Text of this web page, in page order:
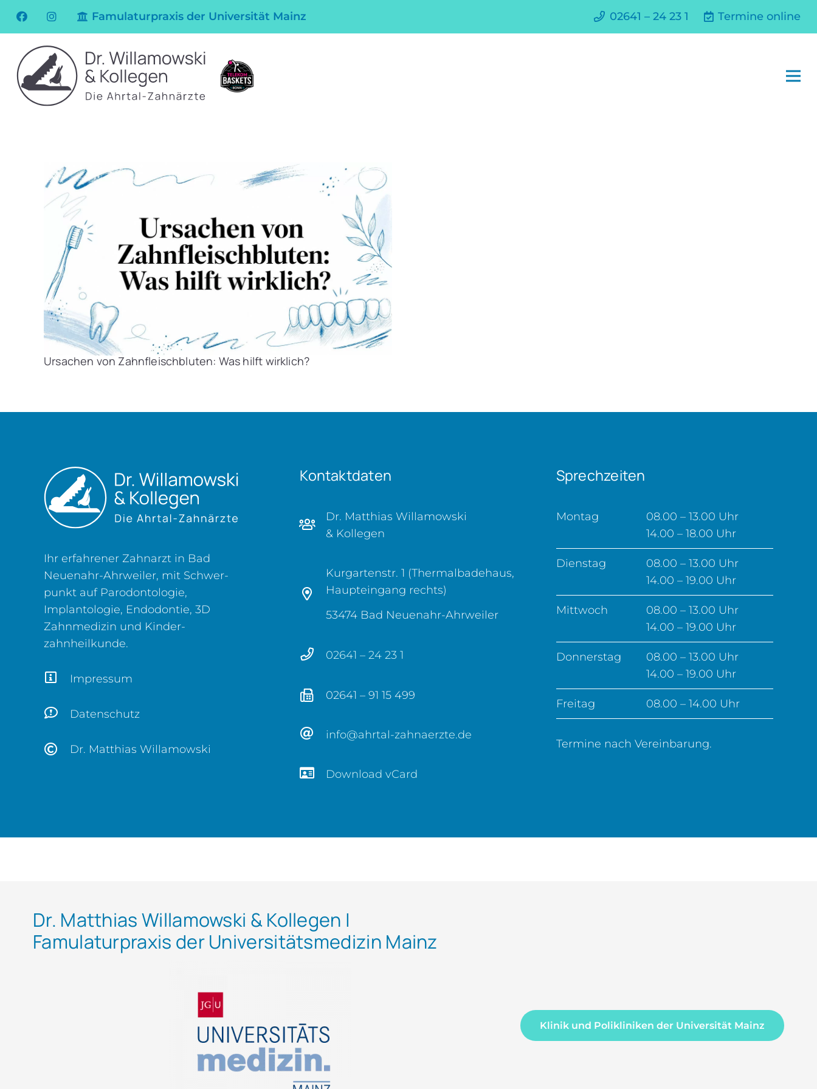
Famulaturpraxis der Universität Mainz 02641 – 24 23 1 Termine online
Ursachen von Zahnfleischbluten: Was hilft wirklich?
Ihr erfahrener Zahnarzt in Bad
Neuenahr-Ahrweiler, mit Schwer­
punkt auf Parodontologie,
Implantologie, Endodontie, 3D
Zahn­medizin und Kinder­
zahnheilkunde.
Impressum
Datenschutz
Dr. Matthias Willamowski
Kontaktdaten
Dr. Matthias Willamowski
& Kollegen
Kurgartenstr. 1 (Thermalbadehaus,
Haupteingang rechts)
53474 Bad Neuenahr-Ahrweiler
02641 – 24 23 1
02641 – 91 15 499
info@ahrtal-zahnaerzte.de
Download vCard
Sprechzeiten
Montag
08.00 – 13.00 Uhr
14.00 – 18.00 Uhr
Dienstag
08.00 – 13.00 Uhr
14.00 – 19.00 Uhr
Mittwoch
08.00 – 13.00 Uhr
14.00 – 19.00 Uhr
Donnerstag
08.00 – 13.00 Uhr
14.00 – 19.00 Uhr
Freitag 08.00 – 14.00 Uhr
Termine nach Vereinbarung.
Dr. Matthias Willamowski & Kollegen |
Famulaturpraxis der Universitätsmedizin Mainz
Klinik und Polikliniken der Universität Mainz